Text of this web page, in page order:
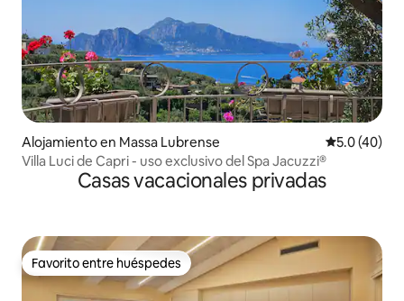
Alojamiento en Massa Lubrense Calificación
5.0 (40)
Villa Luci de Capri - uso exclusivo del Spa Jacuzzi®
Casas vacacionales privadas
Favorito entre huéspedes
Favorito entre huéspedes